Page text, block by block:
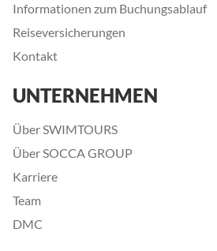
Informationen zum Buchungsablauf
Reiseversicherungen
Kontakt
UNTERNEHMEN
Über SWIMTOURS
Über SOCCA GROUP
Karriere
Team
DMC